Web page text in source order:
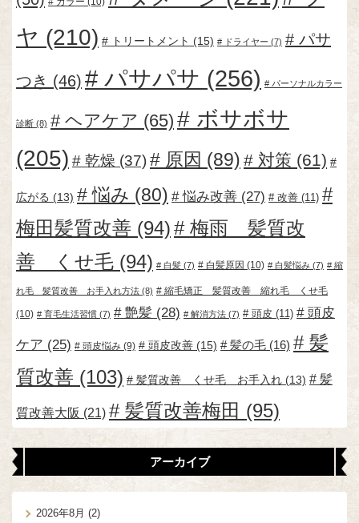
ヤ (210) トリートメント (15) ドライヤー (7) パサ
つき (46) パサパサ (256) パーソナルカラー
診断 (8) ヘアケア (65)
ボサボサ
(205)
乾燥 (37) 原因 (89) 対策 (61)
広がる (13) 悩み (80) 悩み改善 (27) 改善 (11)
梅田髪質改善 (94)
梅雨 髪質改
善 くせ毛 (94) 白髪 (7) 白髪原因 (10) 白髪悩み (7) 縮
れ毛 髪質改善 お手入れ方法 (8) 縮毛矯正 髪質改善 縮れ毛 くせ毛
(10) 育毛生活習慣 (7) 艶髪 (28) 解消方法 (7) 頭皮 (11) 頭皮
ケア (25) 頭皮悩み (9) 頭皮改善 (15) 髪の毛 (16)
髪
質改善 (103) 髪質改善 くせ毛 お手入れ (13) 髪
質改善大阪 (21) 髪質改善梅田 (95)
アーカイブ
2026年8月 (2)